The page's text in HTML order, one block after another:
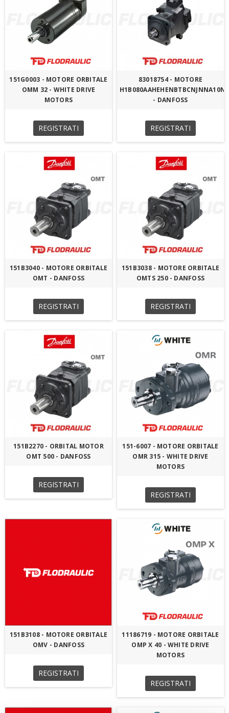
151G0003 - MOTORE ORBITALE
OMM 32 - WHITE DRIVE
MOTORS
REGISTRATI
83018754 - MOTORE
- DANFOSS
REGISTRATI
151B3040 - MOTORE ORBITALE
OMT - DANFOSS
REGISTRATI
151B3038 - MOTORE ORBITALE
OMTS 250 - DANFOSS
REGISTRATI
151B2270 - ORBITAL MOTOR
OMT 500 - DANFOSS
REGISTRATI
151-6007 - MOTORE ORBITALE
OMR 315 - WHITE DRIVE
MOTORS
REGISTRATI
151B3108 - MOTORE ORBITALE
OMV - DANFOSS
REGISTRATI
11186719 - MOTORE ORBITALE
OMP X 40 - WHITE DRIVE
MOTORS
REGISTRATI